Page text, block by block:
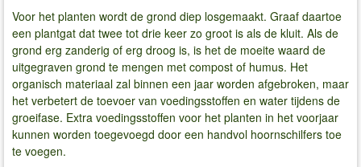
Voor het planten wordt de grond diep losgemaakt. Graaf daartoe
een plantgat dat twee tot drie keer zo groot is als de kluit. Als de
grond erg zanderig of erg droog is, is het de moeite waard de
uitgegraven grond te mengen met compost of humus. Het
organisch materiaal zal binnen een jaar worden afgebroken, maar
het verbetert de toevoer van voedingsstoffen en water tijdens de
groeifase. Extra voedingsstoffen voor het planten in het voorjaar
kunnen worden toegevoegd door een handvol hoornschilfers toe
te voegen.